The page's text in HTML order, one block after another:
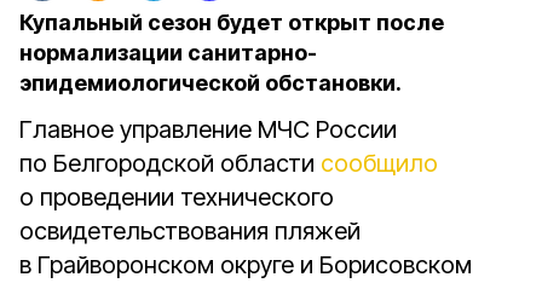
Купальный сезон будет открыт после
нормализации санитарно-
эпидемиологической обстановки.
Главное управление МЧС России
по Белгородской области сообщило
о проведении технического
освидетельствования пляжей
в Грайворонском округе и Борисовском